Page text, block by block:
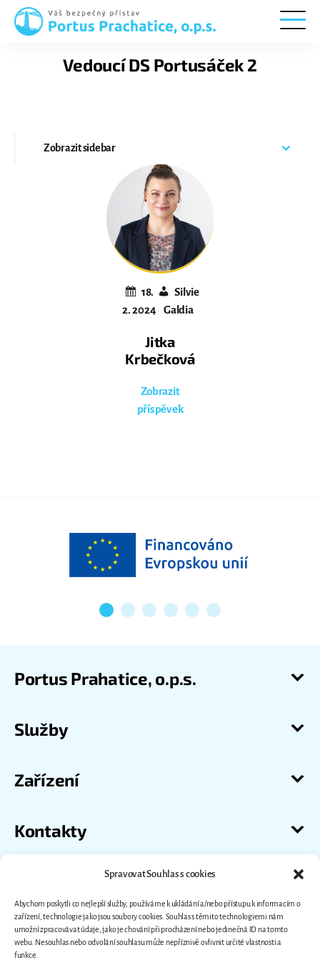
Spravovat Souhlas s cookies
Abychom poskytli co nejlepší služby, používáme k ukládání a/nebo přístupu k informacím o
zařízení, technologie jako jsou soubory cookies. Souhlas s těmito technologiemi nám
umožní zpracovávat údaje, jako je chování při procházení nebo jedinečná ID na tomto
webu. Nesouhlas nebo odvolání souhlasu může nepříznivě ovlivnit určité vlastnosti a
funkce.
Prachatice
Vedoucí DS Portusáček 2
18.
2. 2024
Silvie
Galdia
Jitka
Krbečková
Zobrazit
příspěvek
Zobrazitsidebar
Portus Prahatice, o.p.s.
Služby
Zařízení
Kontakty